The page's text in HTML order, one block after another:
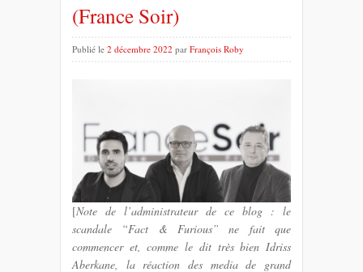
(France Soir)
Publié le 2 décembre 2022 par François Roby
[Note de l’administrateur de ce blog : le
scandale “Fact & Furious” ne fait que
commencer et, comme le dit très bien Idriss
Aberkane, la réaction des media de grand